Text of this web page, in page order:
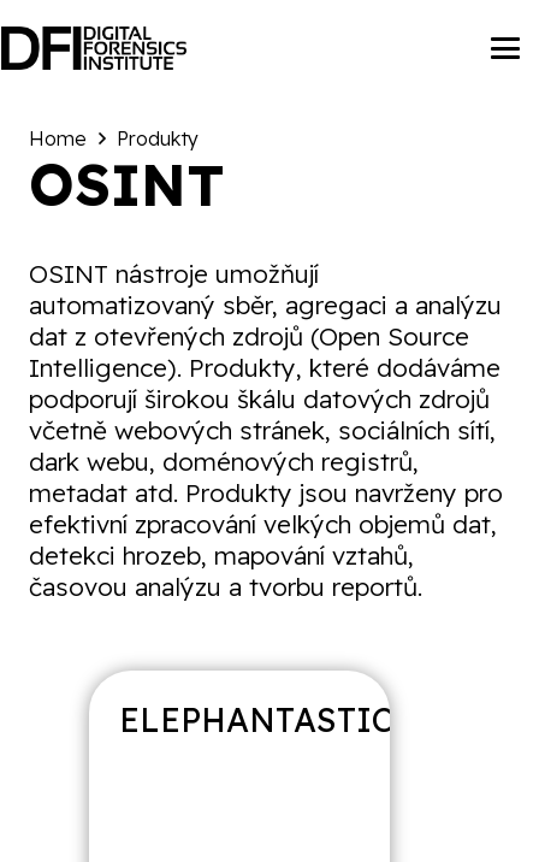
Home Produkty
OSINT
OSINT nástroje umožňují
automatizovaný sběr, agregaci a analýzu
dat z otevřených zdrojů (Open Source
Intelligence). Produkty, které dodáváme
podporují širokou škálu datových zdrojů
včetně webových stránek, sociálních sítí,
dark webu, doménových registrů,
metadat atd. Produkty jsou navrženy pro
efektivní zpracování velkých objemů dat,
detekci hrozeb, mapování vztahů,
časovou analýzu a tvorbu reportů.
ELEPHANTASTIC